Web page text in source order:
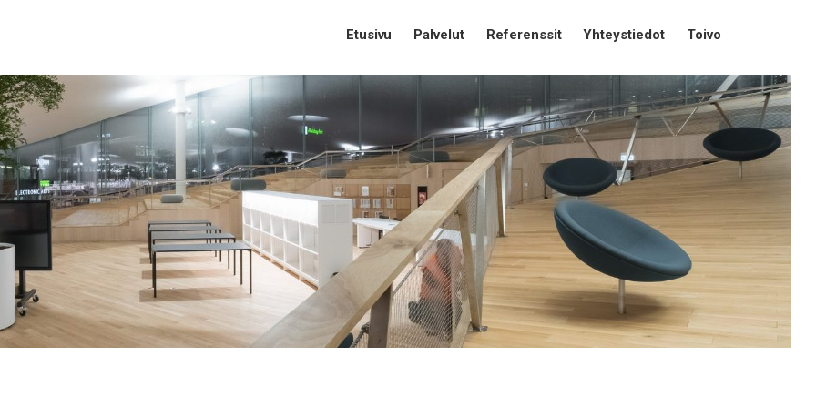
Etusivu Palvelut Referenssit Yhteystiedot Toivo